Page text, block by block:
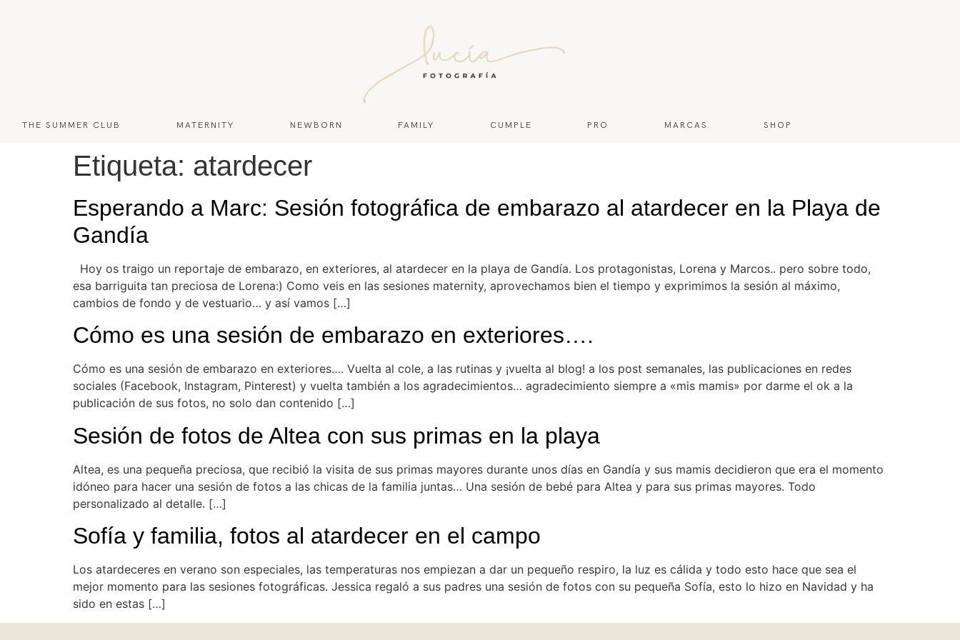
THE SUMMER CLUB MATERNITY NEWBORN FAMILY CUMPLE PRO MARCAS SHOP
Etiqueta: atardecer
Esperando a Marc: Sesión fotográfica de embarazo al atardecer en la Playa de
Gandía
Hoy os traigo un reportaje de embarazo, en exteriores, al atardecer en la playa de Gandía. Los protagonistas, Lorena y Marcos.. pero sobre todo,
esa barriguita tan preciosa de Lorena:) Como veis en las sesiones maternity, aprovechamos bien el tiempo y exprimimos la sesión al máximo,
cambios de fondo y de vestuario… y así vamos […]
Cómo es una sesión de embarazo en exteriores….
Cómo es una sesión de embarazo en exteriores…. Vuelta al cole, a las rutinas y ¡vuelta al blog! a los post semanales, las publicaciones en redes
sociales (Facebook, Instagram, Pinterest) y vuelta también a los agradecimientos… agradecimiento siempre a «mis mamis» por darme el ok a la
publicación de sus fotos, no solo dan contenido […]
Sesión de fotos de Altea con sus primas en la playa
Altea, es una pequeña preciosa, que recibió la visita de sus primas mayores durante unos días en Gandía y sus mamis decidieron que era el momento
idóneo para hacer una sesión de fotos a las chicas de la familia juntas… Una sesión de bebé para Altea y para sus primas mayores. Todo
personalizado al detalle. […]
Sofía y familia, fotos al atardecer en el campo
Los atardeceres en verano son especiales, las temperaturas nos empiezan a dar un pequeño respiro, la luz es cálida y todo esto hace que sea el
mejor momento para las sesiones fotográficas. Jessica regaló a sus padres una sesión de fotos con su pequeña Sofía, esto lo hizo en Navidad y ha
sido en estas […]